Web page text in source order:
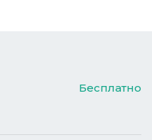
Бесплатно